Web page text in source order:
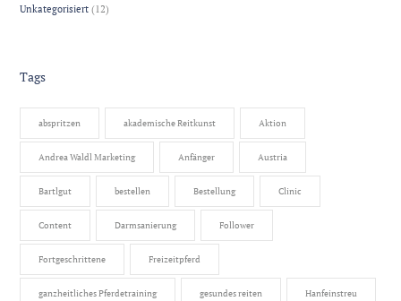
Unkategorisiert (12)
Tags
abspritzen akademische Reitkunst Aktion
Andrea Waldl Marketing Anfänger Austria
Bartlgut bestellen Bestellung Clinic
Content Darmsanierung Follower
Fortgeschrittene Freizeitpferd
ganzheitliches Pferdetraining gesundes reiten Hanfeinstreu